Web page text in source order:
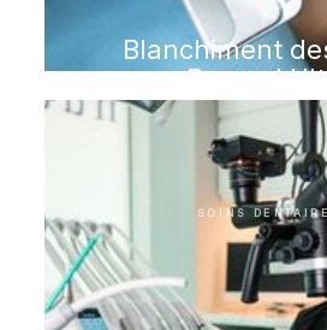
Blanchiment
Beyond
SOINS